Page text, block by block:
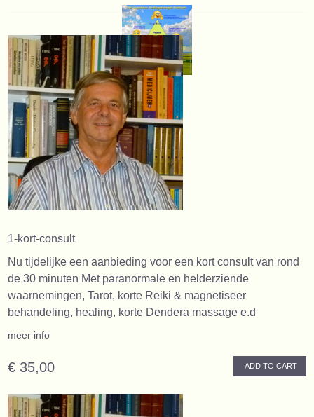
1-kort-consult
Nu tijdelijke een aanbieding voor een kort consult van rond
de 30 minuten Met paranormale en helderziende
waarnemingen, Tarot, korte Reiki & magnetiseer
behandeling, healing, korte Dendera massage e.d
meer info
€ 35,00 ADD TO CART